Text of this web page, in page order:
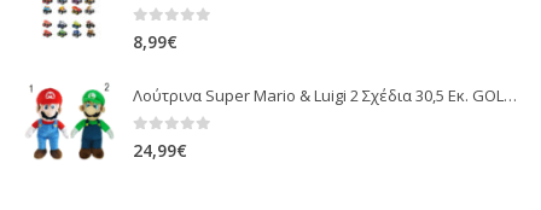
0 out of 5
8,99€
Λούτρινα Super Mario & Luigi 2 Σχέδια 30,5 Εκ. GOL13769
0 out of 5
24,99€